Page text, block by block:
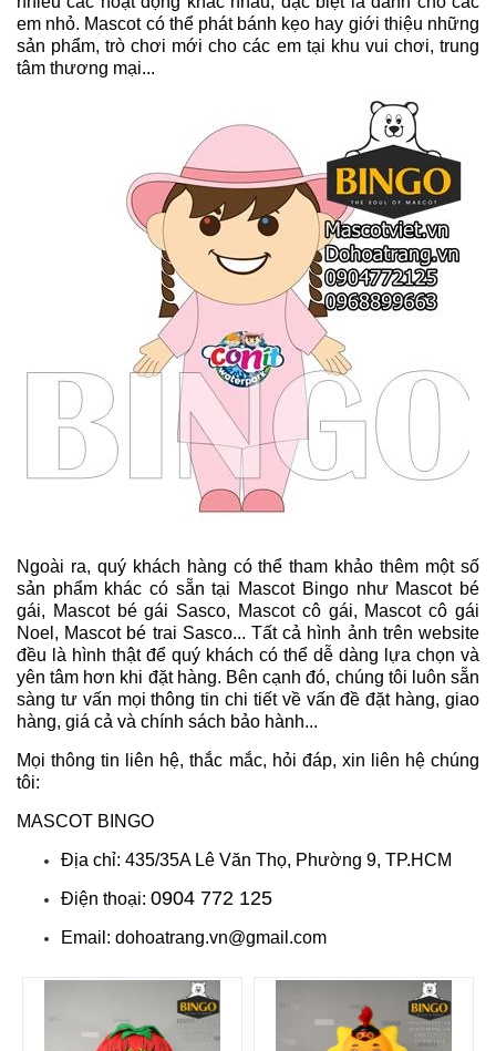
em nhỏ. Mascot có thể phát bánh kẹo hay giới thiệu những
sản phẩm, trò chơi mới cho các em tại khu vui chơi, trung
tâm thương mại...
Ngoài ra, quý khách hàng có thể tham khảo thêm một số
sản phẩm khác có sẵn tại Mascot Bingo như Mascot bé
gái, Mascot bé gái Sasco, Mascot cô gái, Mascot cô gái
Noel, Mascot bé trai Sasco... Tất cả hình ảnh trên website
đều là hình thật để quý khách có thể dễ dàng lựa chọn và
yên tâm hơn khi đặt hàng. Bên cạnh đó, chúng tôi luôn sẵn
sàng tư vấn mọi thông tin chi tiết về vấn đề đặt hàng, giao
hàng, giá cả và chính sách bảo hành...
Mọi thông tin liên hệ, thắc mắc, hỏi đáp, xin liên hệ chúng
tôi:
MASCOT BINGO
Địa chỉ: 435/35A Lê Văn Thọ, Phường 9, TP.HCM
Điện thoại: 0904 772 125
Email: dohoatrang.vn@gmail.com